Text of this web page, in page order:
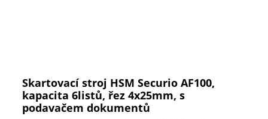
Skartovací stroj HSM Securio AF100,
kapacita 6listů, řez 4x25mm, s
podavačem dokumentů